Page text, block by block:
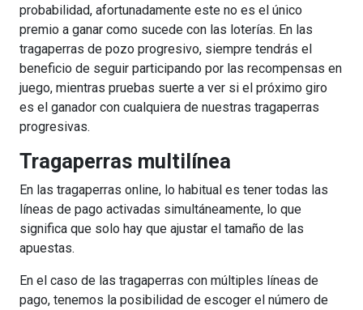
probabilidad, afortunadamente este no es el único
premio a ganar como sucede con las loterías. En las
tragaperras de pozo progresivo, siempre tendrás el
beneficio de seguir participando por las recompensas en
juego, mientras pruebas suerte a ver si el próximo giro
es el ganador con cualquiera de nuestras tragaperras
progresivas.
Tragaperras multilínea
En las tragaperras online, lo habitual es tener todas las
líneas de pago activadas simultáneamente, lo que
significa que solo hay que ajustar el tamaño de las
apuestas.
En el caso de las tragaperras con múltiples líneas de
pago, tenemos la posibilidad de escoger el número de